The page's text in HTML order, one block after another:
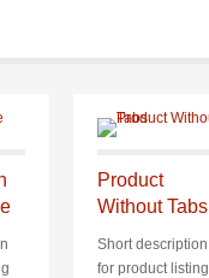
Product
Without Tabs
Short description
for product listing